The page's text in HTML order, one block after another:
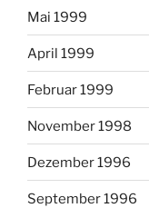
Mai 1999
April 1999
Februar 1999
November 1998
Dezember 1996
September 1996